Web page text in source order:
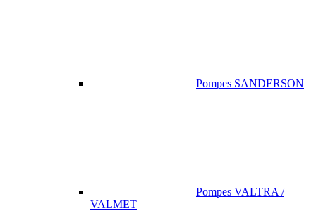
Pompes SANDERSON
Pompes VALTRA /
VALMET